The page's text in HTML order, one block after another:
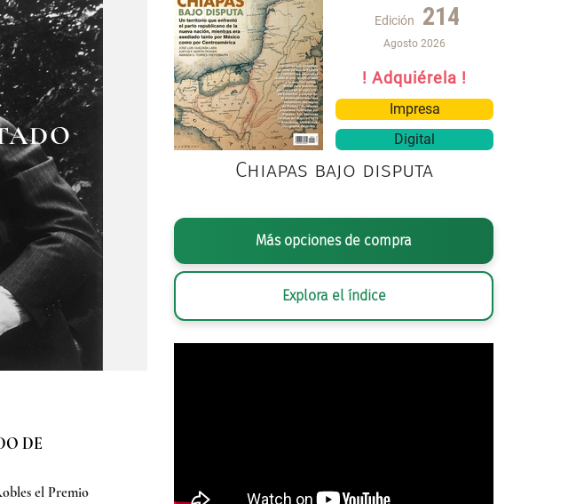
DE
el Premio
Edición 214
Agosto 2026
! Adquiérela !
Impresa
Digital
Chiapas bajo disputa
Más opciones de compra
Explora el índice